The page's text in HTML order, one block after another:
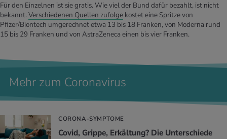
Für den Einzelnen ist sie gratis. Wie viel der Bund dafür bezahlt, ist nicht
bekannt. Verschiedenen Quellen zufolge kostet eine Spritze von
Pfizer/Biontech umgerechnet etwa 13 bis 18 Franken, von Moderna rund
15 bis 29 Franken und von AstraZeneca einen bis vier Franken.
Mehr zum Coronavirus
CORONA-SYMPTOME
Covid, Grip­pe, Er­käl­tung? Die Un­ter­schie­de